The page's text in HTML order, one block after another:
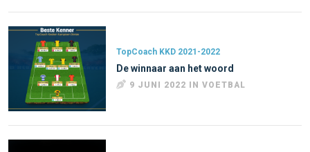
TopCoach KKD 2021-2022
De winnaar aan het woord
9 JUNI 2022 IN VOETBAL